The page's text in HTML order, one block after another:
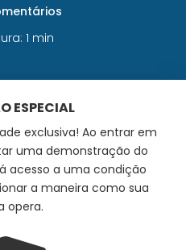
1 min
ESPECIAL
exclusiva! Ao entrar em
uma demonstração do
acesso a uma condição
a maneira como sua
opera.